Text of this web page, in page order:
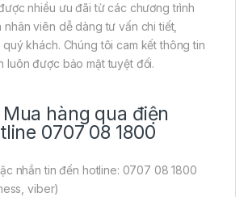
nhiều ưu đãi từ các chương trình
nhân viên dễ dàng tư vấn chi tiết,
khách. Chúng tôi cam kết thông tin
luôn được bảo mật tuyệt đối.
hàng qua điện
0707 08 1800
nhắn tin đến hotline: 0707 08 1800
viber)